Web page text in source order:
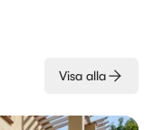
Visa alla